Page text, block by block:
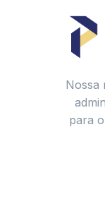
Nossa
para